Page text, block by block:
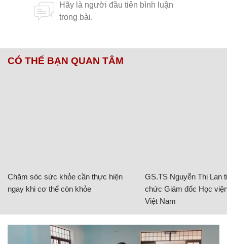
CÓ THỂ BẠN QUAN TÂM
Chăm sóc sức khỏe cần thực hiện
ngay khi cơ thể còn khỏe
GS.TS Nguyễn Thị Lan
chức Giám đốc Học
Việt Nam